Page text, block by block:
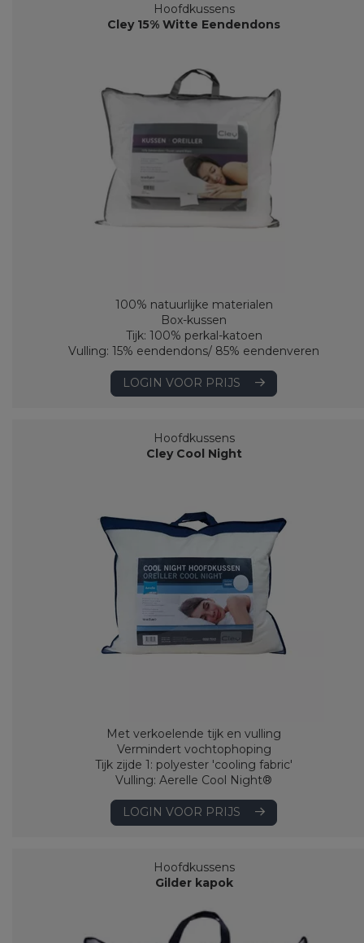
Hoofdkussens
Cley 15% Witte Eendendons
100% natuurlijke materialen
Box-kussen
Tijk: 100% perkal-katoen
Vulling: 15% eendendons/ 85% eendenveren
LOGIN VOOR PRIJS
Hoofdkussens
Cley Cool Night
Met verkoelende tijk en vulling
Vermindert vochtophoping
Tijk zijde 1: polyester 'cooling fabric'
Vulling: Aerelle Cool Night®
LOGIN VOOR PRIJS
Hoofdkussens
Gilder kapok